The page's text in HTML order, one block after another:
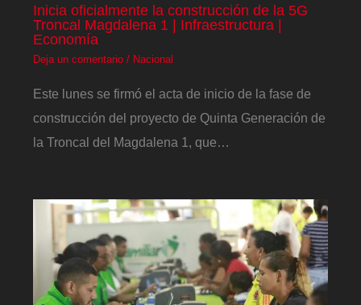
Inicia oficialmente la construcción de la 5G
Troncal Magdalena 1 | Infraestructura |
Economía
Deja un comentario / Nacional
Este lunes se firmó el acta de inicio de la fase de
construcción del proyecto de Quinta Generación de
la Troncal del Magdalena 1, que…